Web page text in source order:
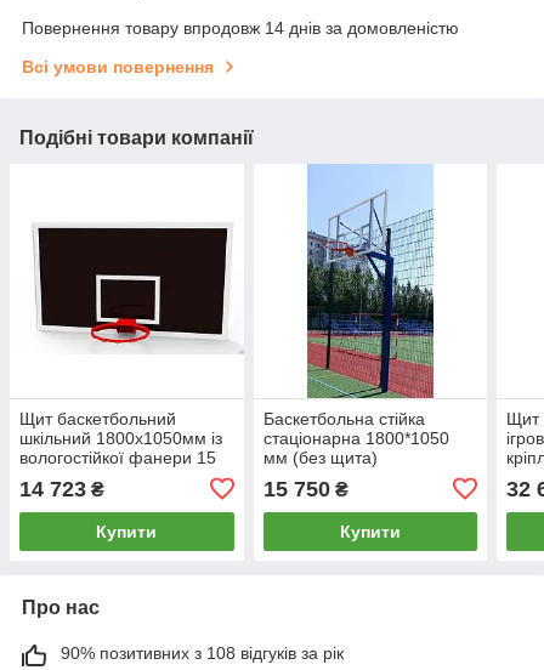
Повернення товару впродовж 14 днів за домовленістю
Всі умови повернення
Подібні товари компанії
Щит баскетбольний
шкільний 1800х1050мм із
вологостійкої фанери 15
14 723 ₴
Купити
Баскетбольна стійка
стаціонарна 1800*1050
мм (без щита)
15 750₴
Купити
Щит
32
Про нас
90% позитивних з 108 відгуків за рік